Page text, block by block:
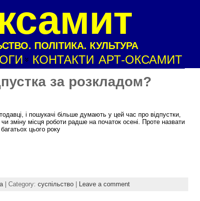
ПОЛІТИКА. КУЛЬТУРА
КОНТАКТИ АРТ-ОКСАМИТ
за розкладом?
і пошукачі більше думають у цей час про відпустки,
зміну місця роботи радше на початок осені. Проте назвати
цього року
| Category: суспільство Leave a comment